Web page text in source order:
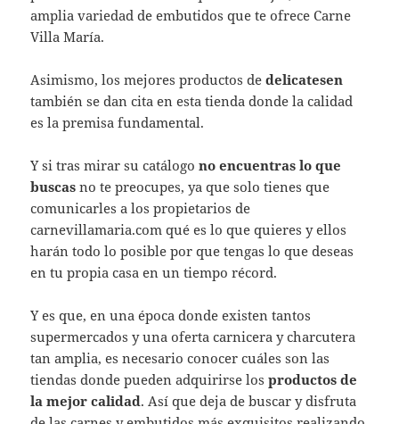
amplia variedad de embutidos que te ofrece Carne
Villa María.
Asimismo, los mejores productos dedelicatesen
también se dan cita en esta tienda donde la calidad
es la premisa fundamental.
Y si tras mirar su catálogono encuentras lo que
buscas no te preocupes, ya que solo tienes que
comunicarles a los propietarios de
carnevillamaria.com qué es lo que quieres y ellos
harán todo lo posible por que tengas lo que deseas
en tu propia casa en un tiempo récord.
Y es que, en una época donde existen tantos
supermercados y una oferta carnicera y charcutera
tan amplia, es necesario conocer cuáles son las
tiendas donde pueden adquirirse losproductos de
la mejor calidad. Así que deja de buscar y disfruta